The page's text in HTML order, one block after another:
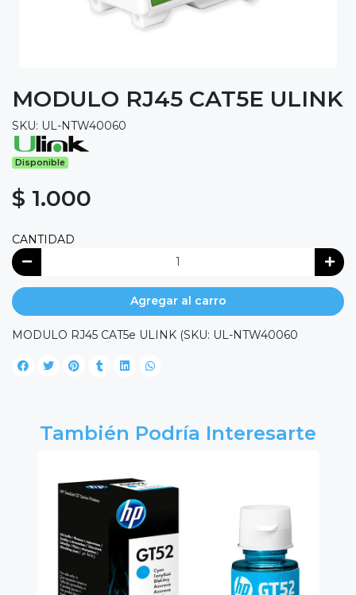
MODULO RJ45 CAT5E ULINK
SKU: UL-NTW40060
Disponible
$ 1.000
CANTIDAD
Agregar al carro
MODULO RJ45 CAT5e ULINK (SKU: UL-NTW40060
También Podría Interesarte